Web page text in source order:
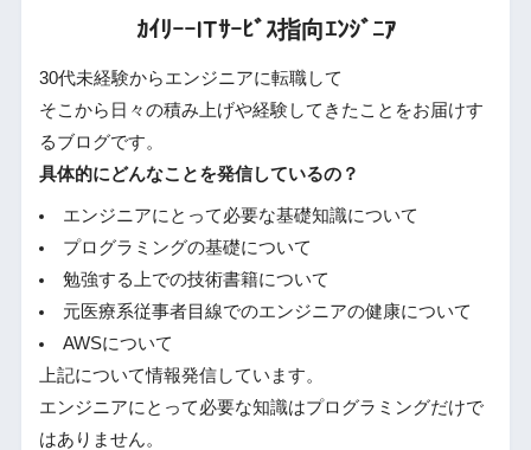
ｶｲﾘｰｰITｻｰﾋﾞｽ指向ｴﾝｼﾞﾆｱ
30代未経験からエンジニアに転職して
そこから日々の積み上げや経験してきたことをお届けす
るブログです。
具体的にどんなことを発信しているの？
エンジニアにとって必要な基礎知識について
プログラミングの基礎について
勉強する上での技術書籍について
元医療系従事者目線でのエンジニアの健康について
AWSについて
上記について情報発信しています。
エンジニアにとって必要な知識はプログラミングだけで
はありません。